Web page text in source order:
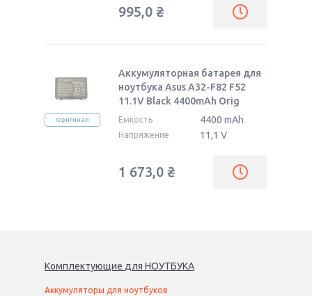
995,0 ₴
Оригинал
Аккумуляторная батарея для
ноутбука Asus A32-F82 F52
11.1V Black 4400mAh Orig
Емкость 4400 mAh
Напряжение 11,1 V
1 673,0 ₴
Комплектующие для НОУТБУКА
Аккумуляторы для ноутбуков